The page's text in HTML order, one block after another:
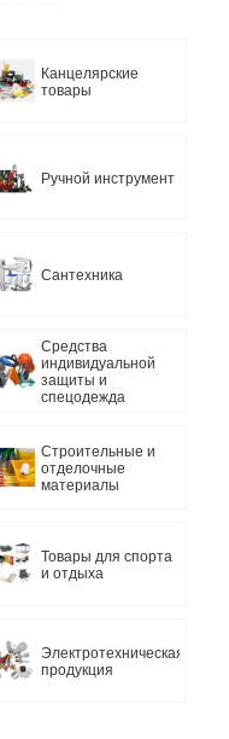
Канцелярские
товары
Ручной инструмент
Сантехника
Средства
индивидуальной
защиты и
спецодежда
Строительные и
отделочные
материалы
Товары для спорта
и отдыха
Электротехническая
продукция